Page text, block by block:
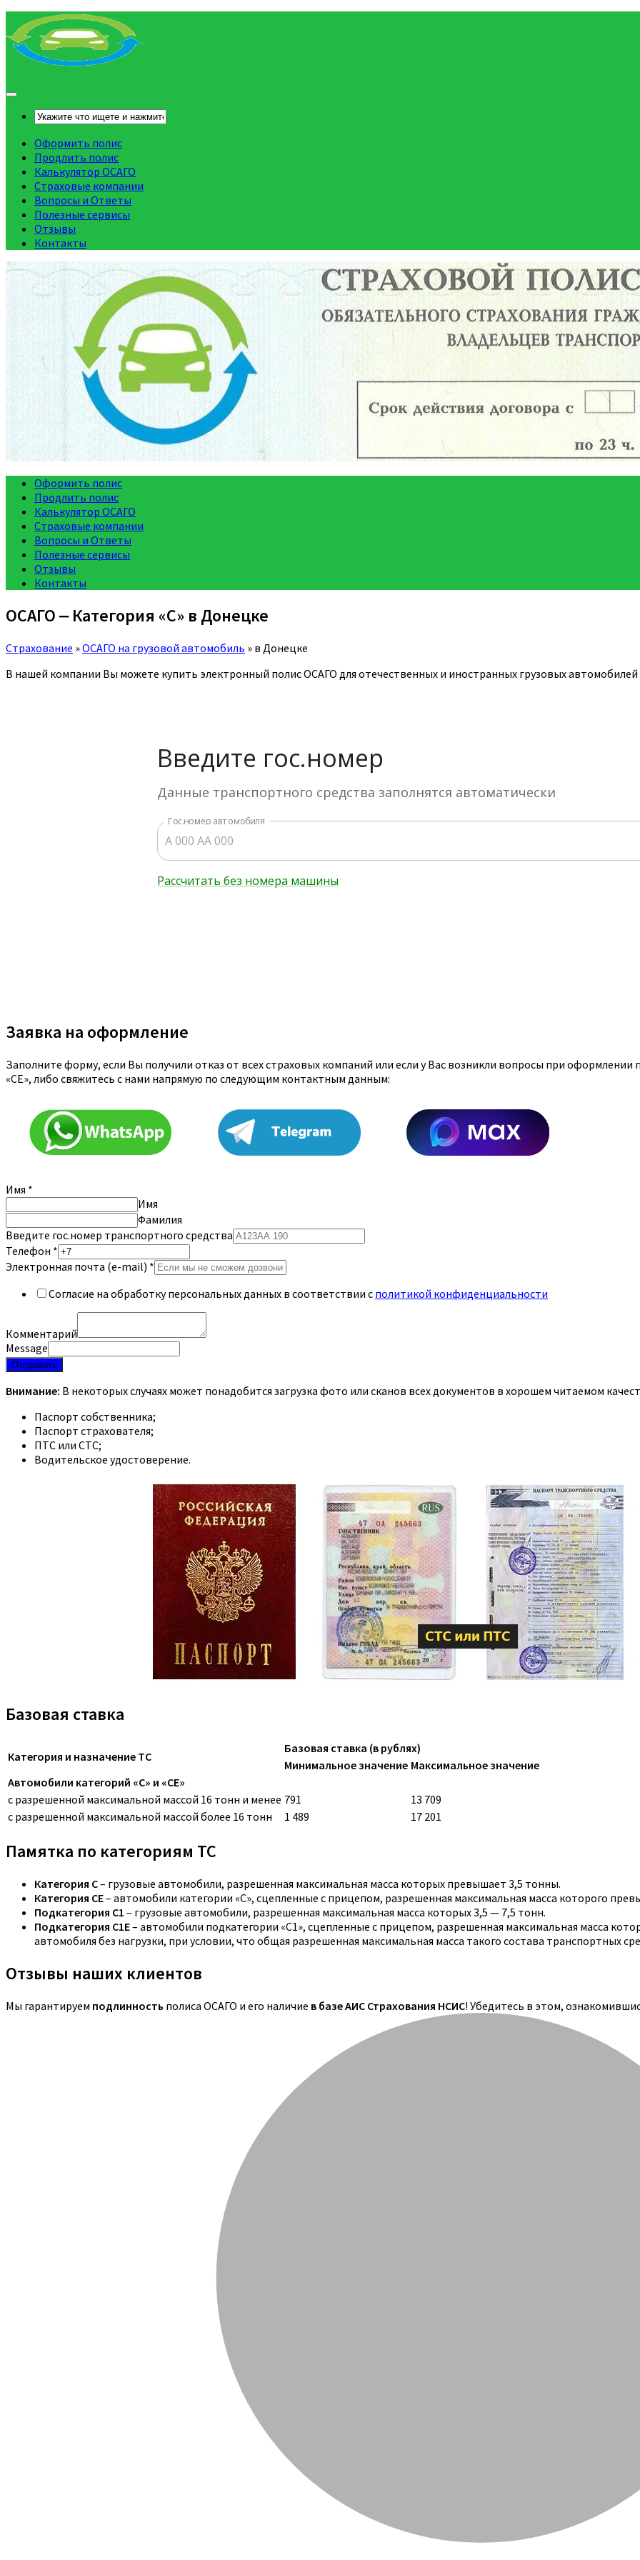
Оформить полис
Продлить полис
Калькулятор ОСАГО
Страховые компании
Вопросы и Ответы
Полезные сервисы
Отзывы
Контакты
Оформить полис
Продлить полис
Калькулятор ОСАГО
Страховые компании
Вопросы и Ответы
Полезные сервисы
Отзывы
Контакты
ОСАГО ‒ Категория «C» в Донецке
Страхование »ОСАГО на грузовой автомобиль » в Донецке
В нашей компании Вы можете купить электронный полис ОСАГО для отечественных и иностранных грузовых автомобилей
Заявка на оформление
Заполните форму, если Вы получили отказ от всех страховых компаний или если у Вас возникли вопросы при оформлении
«CE», либо свяжитесь с нами напрямую по следующим контактным данным:
Имя *
Имя
Фамилия
Введите гос.номер транспортного средства
Телефон *
Электронная почта (e-mail) *
Согласие на обработку персональных данных в соответствии с политикой конфиденциальности
Комментарий
Message
Отправить
Внимание: В некоторых случаях может понадобится загрузка фото или сканов всех документов в хорошем читаемом
Паспорт собственника;
Паспорт страхователя;
ПТС или СТС;
Водительское удостоверение.
Базовая ставка
Категория и назначение ТС
Базовая ставка (в рублях)
Минимальное значение Максимальное значение
Автомобили категорий «C» и «CE»
с разрешенной максимальной массой 16 тонн и менее 791
13 709
с разрешенной максимальной массой более 16 тонн
1 489 17 201
Памятка по категориям ТС
Категория C– грузовые автомобили, разрешенная максимальная масса которых превышает 3,5 тонны.
Категория CE– автомобили категории «С», сцепленные с прицепом, разрешенная максимальная масса которого
Подкатегория C1 – грузовые автомобили, разрешенная максимальная масса которых 3,5 — 7,5 тонн.
Подкатегория C1E– автомобили подкатегории «С1», сцепленные с прицепом, разрешенная максимальная масса
автомобиля без нагрузки, при условии, что общая разрешенная максимальная масса такого состава транспортных
Отзывы наших клиентов
Мы гарантируем подлинность полиса ОСАГО и его наличие в базе АИС Страхования НСИС! Убедитесь в этом,